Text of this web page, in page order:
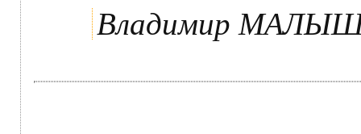
Владимир